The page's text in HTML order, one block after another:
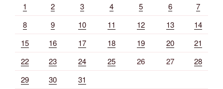
1 2 3 4 5 6
7
8
9 10 11 12 13
14
15
16 17 18 19 20
21
22
23 24 25 26 27
28
29
30 31